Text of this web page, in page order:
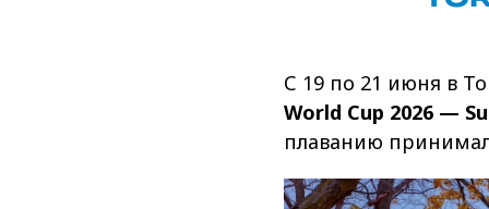
С 19 по 21 июня в
World Cup 2026 —
плаванию